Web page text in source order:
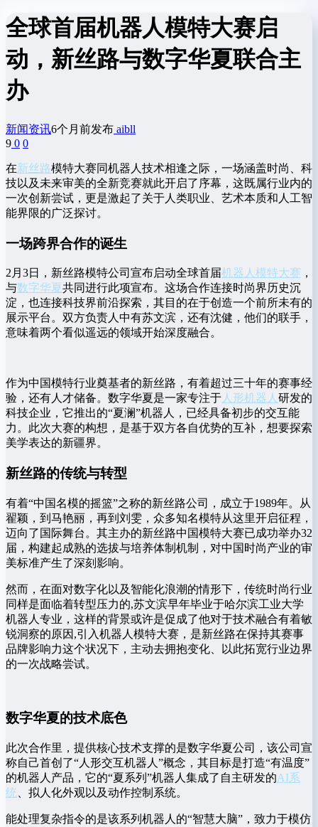
全球首届机器人模特大赛启
动，新丝路与数字华夏联合主
办
新闻资讯6个月前发布 aibll
9 0 0
在新丝路模特大赛同机器人技术相逢之际，一场涵盖时尚、科
技以及未来审美的全新竞赛就此开启了序幕，这既属行业内的
一次创新尝试，更是激起了关于人类职业、艺术本质和人工智
能界限的广泛探讨。
一场跨界合作的诞生
2月3日，新丝路模特公司宣布启动全球首届机器人模特大赛 ，
与数字华夏共同进行此项宣布。这场合作连接时尚界历史沉
淀，也连接科技界前沿探索，其目的在于创造一个前所未有的
展示平台。双方负责人中有苏文滨，还有沈健，他们的联手，
意味着两个看似遥远的领域开始深度融合。
作为中国模特行业奠基者的新丝路，有着超过三十年的赛事经
验，还有人才储备。数字华夏是一家专注于 人形机器人 研发的
科技企业，它推出的“夏澜”机器人，已经具备初步的交互能
力。此次大赛的构想，是基于双方各自优势的互补，想要探索
美学表达的新疆界。
新丝路的传统与转型
有着“中国名模的摇篮”之称的新丝路公司，成立于1989年。从
翟颖，到马艳丽，再到刘雯，众多知名模特从这里开启征程，
迈向了国际舞台。其主办的新丝路中国模特大赛已成功举办32
届，构建起成熟的选拔与培养体制机制，对中国时尚产业的审
美标准产生了深刻影响。
然而，在面对数字化以及智能化浪潮的情形下，传统时尚行业
同样是面临着转型压力的,苏文滨早年毕业于哈尔滨工业大学
机器人专业，这样的背景或许是促成了他对于技术融合有着敏
锐洞察的原因,引入机器人模特大赛，是新丝路在保持其赛事
品牌影响力这个状况下，主动去拥抱变化、以此拓宽行业边界
的一次战略尝试。
数字华夏的技术底色
此次合作里，提供核心技术支撑的是数字华夏公司，该公司宣
称自己首创了“人形交互机器人”概念，其目标是打造“有温度”
的机器人产品，它的“夏系列”机器人集成了自主研发的AI系
统 、拟人化外观以及动作控制系统。
能处理复杂指令的是该系列机器人的“智慧大脑”，致力于模仿